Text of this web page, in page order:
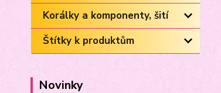
Korálky a komponenty, šití
Štítky k produktům
Novinky